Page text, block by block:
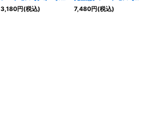
センチュリーシークレッ
ト】{EDC1-JP001}《モ
3,180円(税込)
ォーターセンチュリーシ
ークレット】{EDC1-
7,480円(税込)